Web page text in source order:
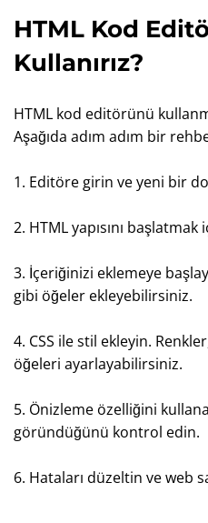
HTML Kod
Kullanırız?
HTML kod editörünü
Aşağıda adım adım bir
1. Editöre girin ve yeni bir
2. HTML yapısını
3. İçeriğinizi eklemeye
gibi öğeler ekleyebilirsiniz.
4. CSS ile stil ekleyin.
öğeleri ayarlayabilirsiniz.
5. Önizleme özelliğini
göründüğünü kontrol edin.
6. Hataları düzeltin ve web